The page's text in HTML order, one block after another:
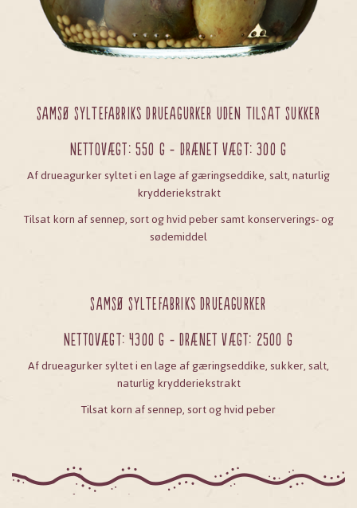
SAMSØ SYLTEFABRIKs DRUEAGURKER UDEN TILSAT SUKKER
Nettovægt: 550 g - Drænet vægt: 300 g
Af drueagurker syltet i en lage af gæringseddike, salt, naturlig
krydderiekstrakt
Tilsat korn af sennep, sort og hvid peber samt konserverings- og
sødemiddel
SAMSØ SYLTEFABRIKs DRUEAGURKER
Nettovægt: 4300 g - Drænet vægt: 2500 g
Af drueagurker syltet i en lage af gæringseddike, sukker, salt,
naturlig krydderiekstrakt
Tilsat korn af sennep, sort og hvid peber